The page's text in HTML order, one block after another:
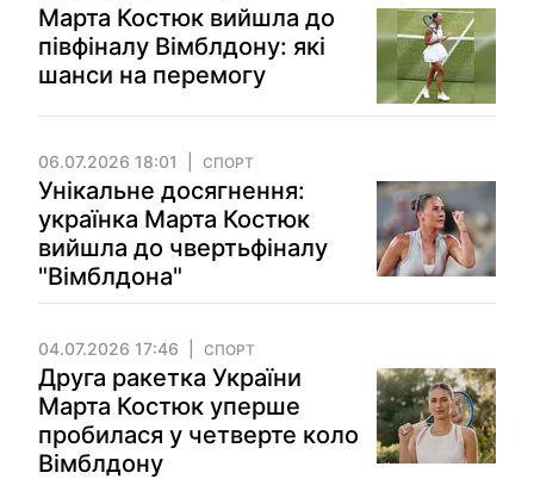
Марта Костюк вийшла до
півфіналу Вімблдону: які
шанси на перемогу
06.07.2026 18:01 СПОРТ
Унікальне досягнення:
українка Марта Костюк
вийшла до чвертьфіналу
"Вімблдона"
04.07.2026 17:46 СПОРТ
Друга ракетка України
Марта Костюк уперше
пробилася у четверте коло
Вімблдону